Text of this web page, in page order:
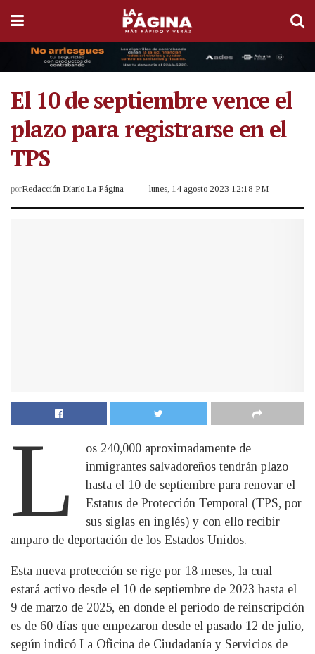
El 10 de septiembre vence el
plazo para registrarse en el
TPS
porRedacción Diario La Página lunes, 14 agosto 2023 12:18 PM
L
os 240,000 aproximadamente de
inmigrantes salvadoreños tendrán plazo
hasta el 10 de septiembre para renovar el
Estatus de Protección Temporal (TPS, por
sus siglas en inglés) y con ello recibir
amparo de deportación de los Estados Unidos.
Esta nueva protección se rige por 18 meses, la cual
estará activo desde el 10 de septiembre de 2023 hasta el
9 de marzo de 2025, en donde el periodo de reinscripción
es de 60 días que empezaron desde el pasado 12 de julio,
según indicó La Oficina de Ciudadanía y Servicios de